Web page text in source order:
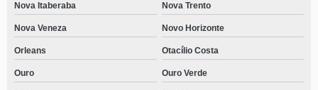
Nova Itaberaba Nova Trento
Nova Veneza Novo Horizonte
Orleans Otacílio Costa
Ouro Ouro Verde